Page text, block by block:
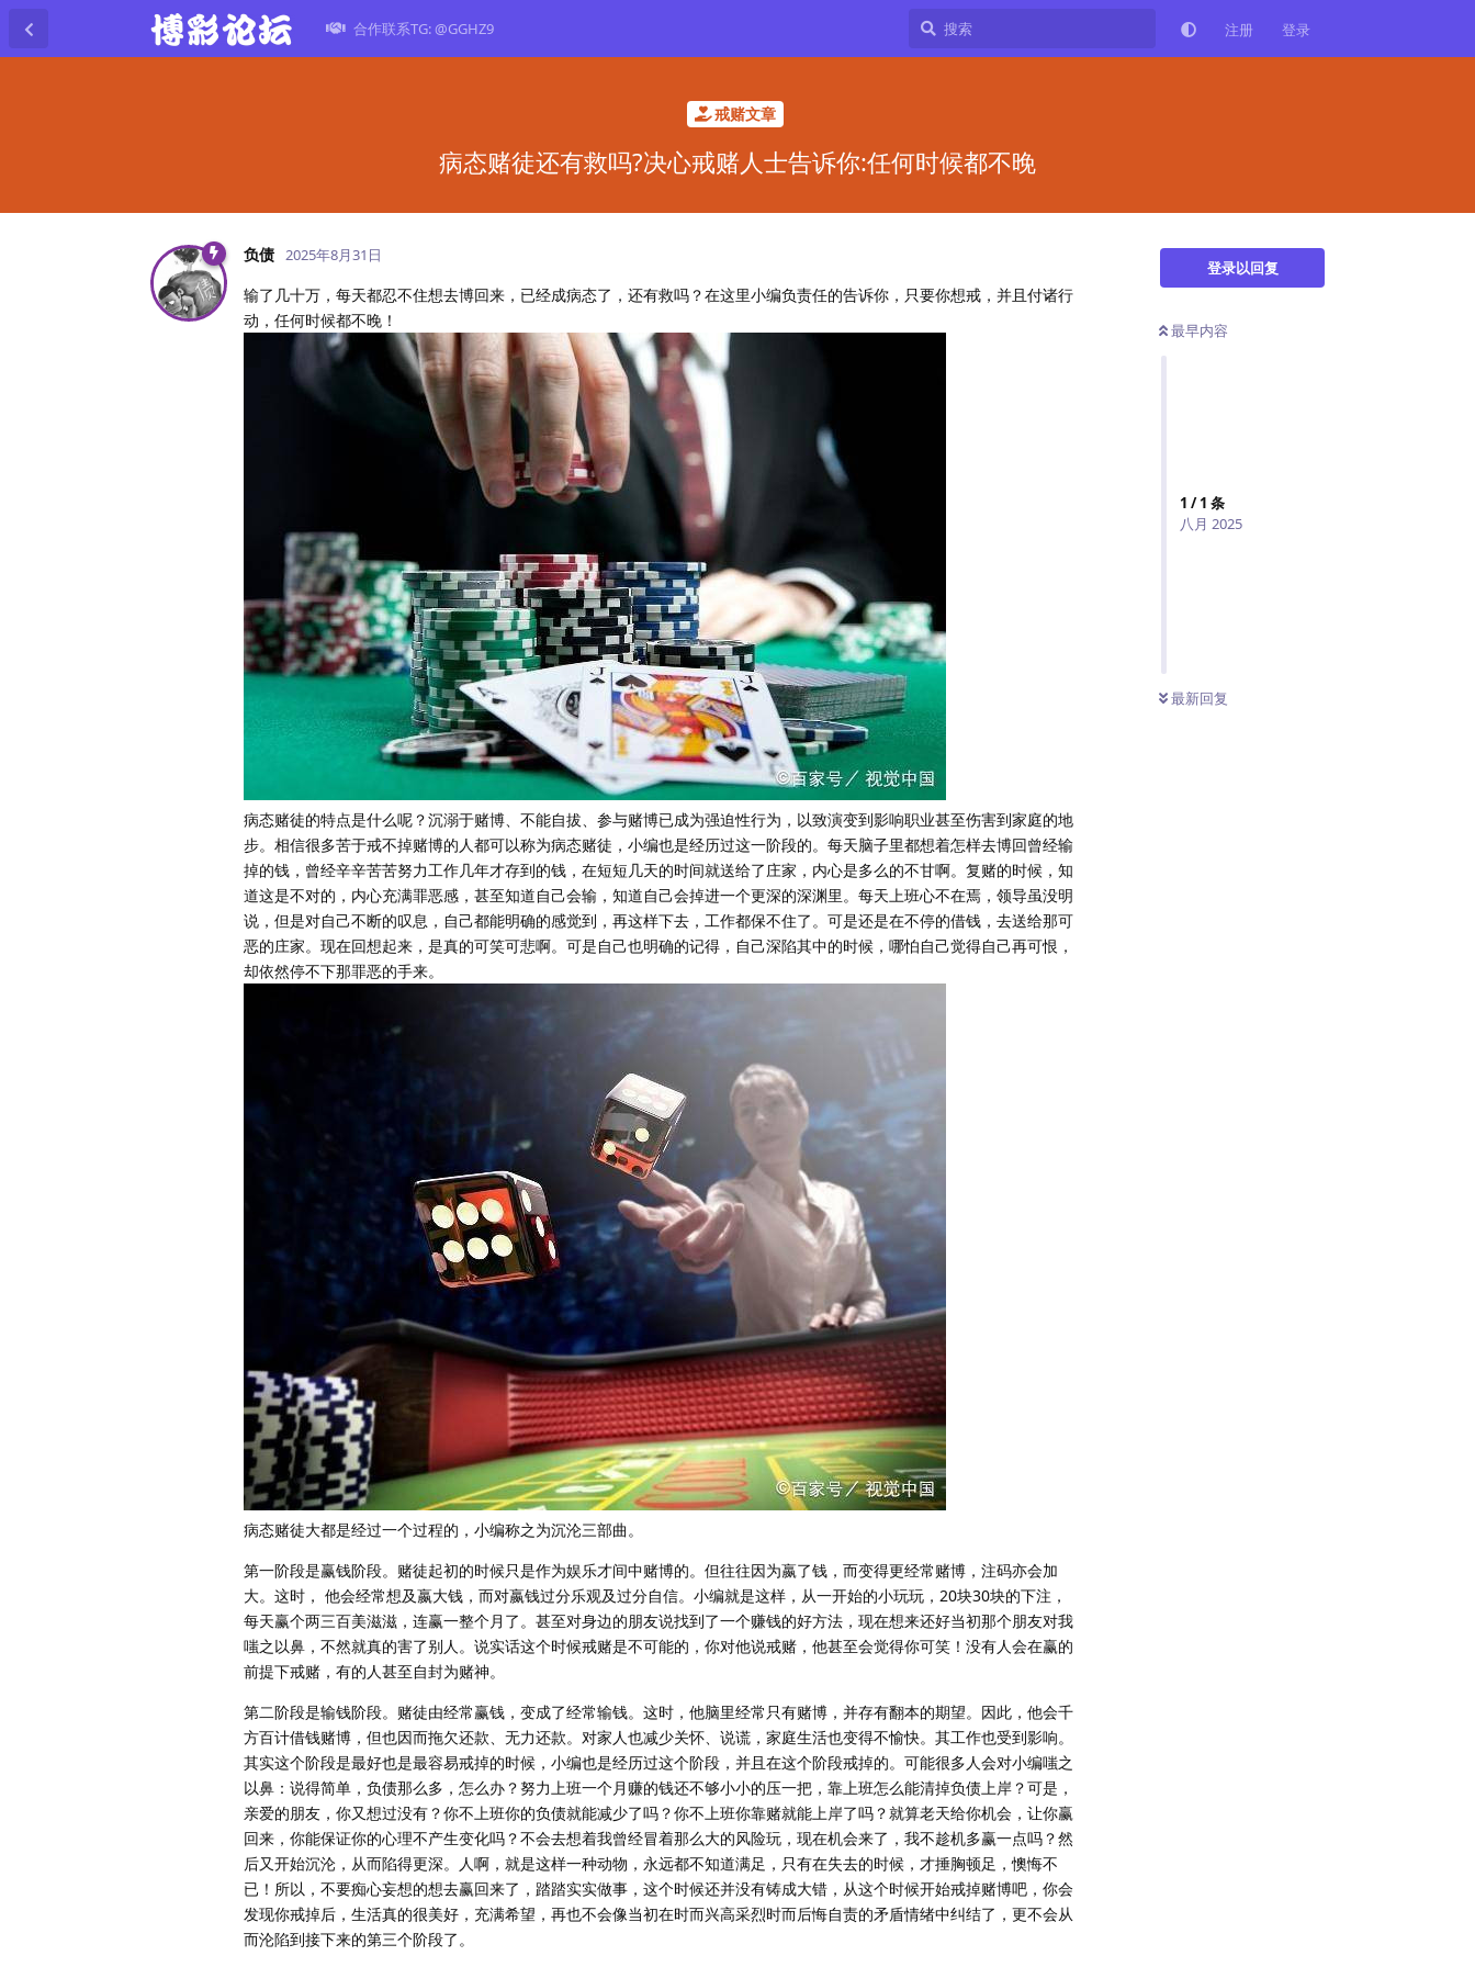
合作联系TG: @GGHZ9 注册 登录
戒赌文章
病态赌徒还有救吗?决心戒赌人士告诉你:任何时候都不晚
登录以回复
最早内容
1 /1 条
八月 2025
最新回复
负债 2025年8月31日
输了几十万，每天都忍不住想去博回来，已经成病态了，还有救吗？在这里小编负责任的告诉你，只要你想戒，并且付诸行
动，任何时候都不晚！
病态赌徒的特点是什么呢？沉溺于赌博、不能自拔、参与赌博已成为强迫性行为，以致演变到影响职业甚至伤害到家庭的地
步。相信很多苦于戒不掉赌博的人都可以称为病态赌徒，小编也是经历过这一阶段的。每天脑子里都想着怎样去博回曾经输
掉的钱，曾经辛辛苦苦努力工作几年才存到的钱，在短短几天的时间就送给了庄家，内心是多么的不甘啊。复赌的时候，知
道这是不对的，内心充满罪恶感，甚至知道自己会输，知道自己会掉进一个更深的深渊里。每天上班心不在焉，领导虽没明
说，但是对自己不断的叹息，自己都能明确的感觉到，再这样下去，工作都保不住了。可是还是在不停的借钱，去送给那可
恶的庄家。现在回想起来，是真的可笑可悲啊。可是自己也明确的记得，自己深陷其中的时候，哪怕自己觉得自己再可恨，
却依然停不下那罪恶的手来。
病态赌徒大都是经过一个过程的，小编称之为沉沦三部曲。
第一阶段是赢钱阶段。赌徒起初的时候只是作为娱乐才间中赌博的。但往往因为嬴了钱，而变得更经常赌博，注码亦会加
大。这时， 他会经常想及嬴大钱，而对嬴钱过分乐观及过分自信。小编就是这样，从一开始的小玩玩，20块30块的下注，
每天赢个两三百美滋滋，连赢一整个月了。甚至对身边的朋友说找到了一个赚钱的好方法，现在想来还好当初那个朋友对我
嗤之以鼻，不然就真的害了别人。说实话这个时候戒赌是不可能的，你对他说戒赌，他甚至会觉得你可笑！没有人会在赢的
前提下戒赌，有的人甚至自封为赌神。
第二阶段是输钱阶段。赌徒由经常赢钱，变成了经常输钱。这时，他脑里经常只有赌博，并存有翻本的期望。因此，他会千
方百计借钱赌博，但也因而拖欠还款、无力还款。对家人也减少关怀、说谎，家庭生活也变得不愉快。其工作也受到影响。
其实这个阶段是最好也是最容易戒掉的时候，小编也是经历过这个阶段，并且在这个阶段戒掉的。可能很多人会对小编嗤之
以鼻：说得简单，负债那么多，怎么办？努力上班一个月赚的钱还不够小小的压一把，靠上班怎么能清掉负债上岸？可是，
亲爱的朋友，你又想过没有？你不上班你的负债就能减少了吗？你不上班你靠赌就能上岸了吗？就算老天给你机会，让你赢
回来，你能保证你的心理不产生变化吗？不会去想着我曾经冒着那么大的风险玩，现在机会来了，我不趁机多赢一点吗？然
后又开始沉沦，从而陷得更深。人啊，就是这样一种动物，永远都不知道满足，只有在失去的时候，才捶胸顿足，懊悔不
已！所以，不要痴心妄想的想去赢回来了，踏踏实实做事，这个时候还并没有铸成大错，从这个时候开始戒掉赌博吧，你会
发现你戒掉后，生活真的很美好，充满希望，再也不会像当初在时而兴高采烈时而后悔自责的矛盾情绪中纠结了，更不会从
而沦陷到接下来的第三个阶段了。